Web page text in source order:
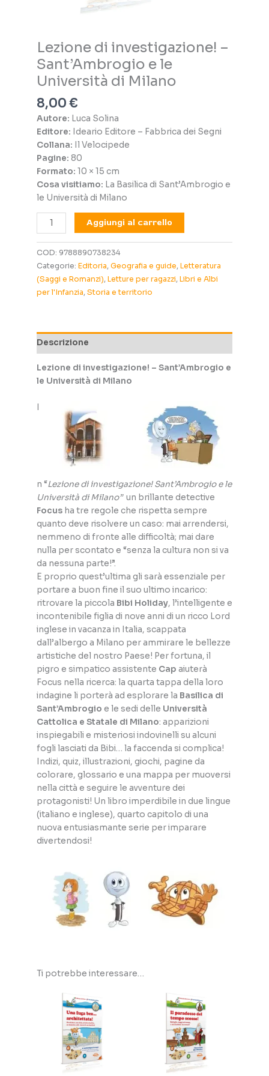
Lezione di investigazione! –
Sant’Ambrogio e le
Università di Milano
8,00€
Autore: Luca Solina
Editore: Ideario Editore – Fabbrica dei Segni
Collana: Il Velocipede
Pagine: 80
Formato: 10 × 15 cm
Cosa visitiamo: La Basilica di Sant’Ambrogio e
le Università di Milano
Lezione
di
investigazione!
-
Sant’Ambrogio
e
le
Milano
Aggiungi al carrello
COD: 9788890738234
Categorie: Editoria, Geografia e guide, Letteratura
(Saggi e Romanzi), Letture per ragazzi, Libri e Albi
per l'Infanzia, Storia e territorio
Descrizione
Lezione di investigazione! – Sant’Ambrogio e
le Università di Milano
n “Lezione di investigazione! Sant’Ambrogio e le
Università di Milano”un brillante detective
Focusha tre regole che rispetta sempre
quanto deve risolvere un caso: mai arrendersi,
nemmeno di fronte alle difficoltà; mai dare
nulla per scontato e “senza la cultura non si va
da nessuna parte!”.
E proprio quest’ultima gli sarà essenziale per
portare a buon fine il suo ultimo incarico:
ritrovare la piccola Bibi Holiday, l’intelligente e
incontenibile figlia di nove anni di un ricco Lord
inglese in vacanza in Italia, scappata
dall’albergo a Milano per ammirare le bellezze
artistiche del nostro Paese! Per fortuna, il
pigro e simpatico assistente Cap aiuterà
Focus nella ricerca: la quarta tappa della loro
indagine li porterà ad esplorare la Basilica di
Sant’Ambrogio e le sedi delle Università
Cattolica e Statale di Milano: apparizioni
inspiegabili e misteriosi indovinelli su alcuni
fogli lasciati da Bibi… la faccenda si complica!
Indizi, quiz, illustrazioni, giochi, pagine da
colorare, glossario e una mappa per muoversi
nella città e seguire le avventure dei
protagonisti! Un libro imperdibile in due lingue
(italiano e inglese), quarto capitolo di una
nuova entusiasmante serie per imparare
divertendosi!
Ti potrebbe interessare…